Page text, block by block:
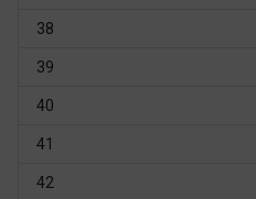
38
39
40
41
42